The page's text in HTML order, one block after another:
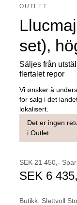
OUTLET
set),
Säljes från
flertalet repor
Vi ønsker å
for salg i det
lokalisert.
Det er ingen
i Outlet.
SEK 21 450,- Spar
SEK 6 435
Butikk: Slettvoll